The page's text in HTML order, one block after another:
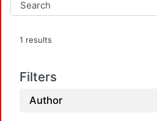
1 results
Filters
Author